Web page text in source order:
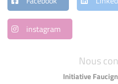
Nous
Initiative
instagram